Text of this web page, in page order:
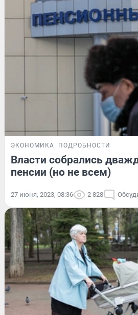
ЭКОНОМИКА ПОДРОБНОСТИ
Власти собрались
пенсии (но не всем)
27 июня, 2023, 08:36 2 828